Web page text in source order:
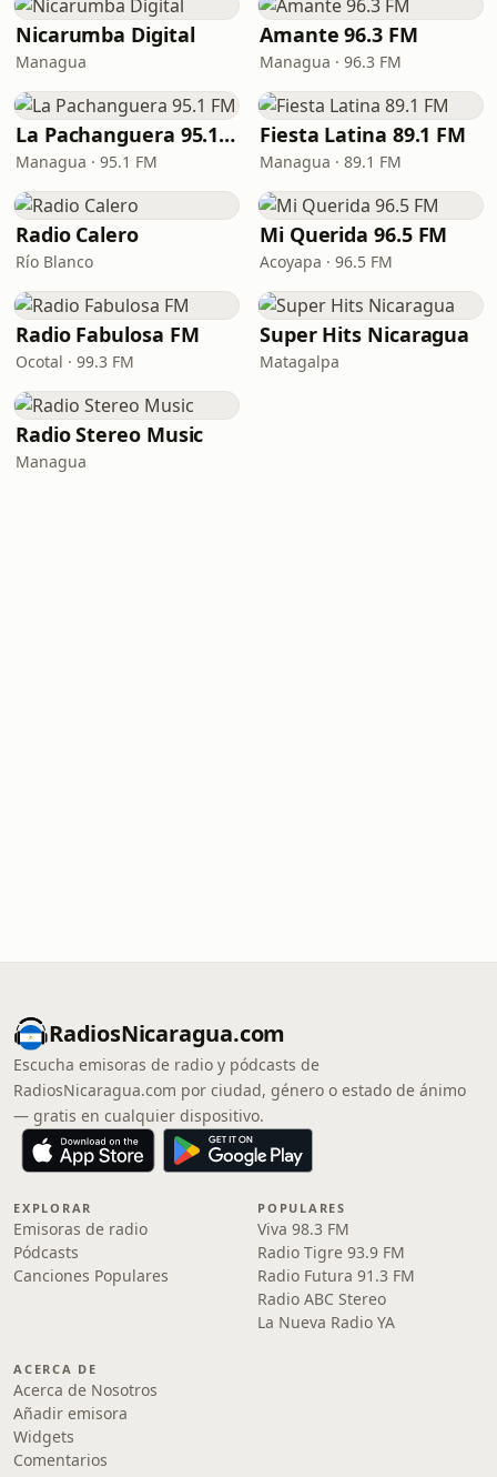
Nicarumba Digital
Managua
Amante 96.3 FM
Managua · 96.3 FM
La Pachanguera 95.1 FM
Managua · 95.1 FM
Fiesta Latina 89.1 FM
Managua · 89.1 FM
Radio Calero
Río Blanco
Mi Querida 96.5 FM
Acoyapa · 96.5 FM
Radio Fabulosa FM
Ocotal · 99.3 FM
Super Hits Nicaragua
Matagalpa
Radio Stereo Music
Managua
RadiosNicaragua.com
Escucha emisoras de radio y pódcasts de
RadiosNicaragua.com por ciudad, género o estado de ánimo
— gratis en cualquier dispositivo.
EXPLORAR
Emisoras de radio
Pódcasts
Canciones Populares
POPULARES
Viva 98.3 FM
Radio Tigre 93.9 FM
Radio Futura 91.3 FM
Radio ABC Stereo
La Nueva Radio YA
ACERCA DE
Acerca de Nosotros
Añadir emisora
Widgets
Comentarios